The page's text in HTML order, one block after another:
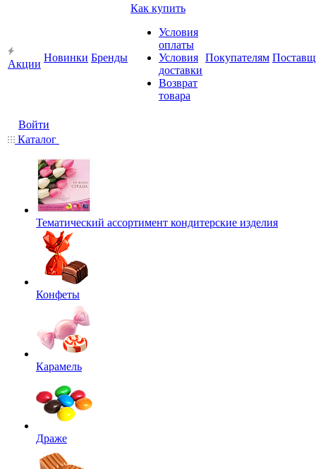
Акции
Новинки Бренды
Как купить
Условия
оплаты
Условия
доставки
Возврат
товара
Покупателям
Войти
Каталог
Тематический ассортимент кондитерские изделия
Конфеты
Карамель
Драже